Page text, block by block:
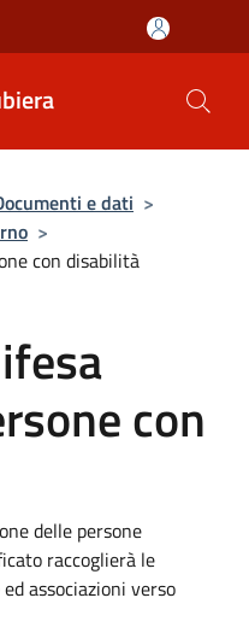
e dati >
>
con disabilità
con
delle persone
raccoglierà le
associazioni verso